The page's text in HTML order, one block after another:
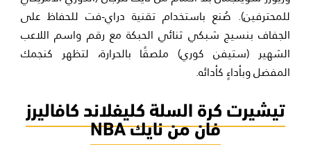
للمحترفين). صُنع باستخدام تقنية دراي-فت للحفاظ على
الجفاف بنسيج شبكي ثنائي الحبكة مع رقم واسم اللاعب
الشهير (ستيفن كوري) ملصقًا بالحرارة، لتظهر كنجمك
المفضل وبأداءٍ كأدائه.
تيشيرت كرة السلة كليفلاند كافاليرز
فان من نايك NBA